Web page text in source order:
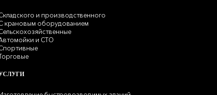
и производственного
крановым оборудованием
и СТО